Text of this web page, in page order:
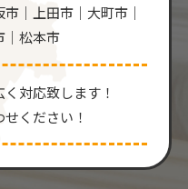
｜上田市｜大町市｜
｜松本市
対応致します！
ください！